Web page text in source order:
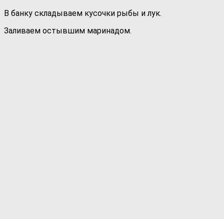
В банку складываем кусочки рыбы и лук.
Заливаем остывшим маринадом.